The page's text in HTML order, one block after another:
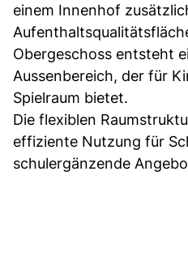
einem Innenhof
Obergeschoss entsteht
Aussenbereich, der für
Spielraum bietet.
Die flexiblen
effiziente Nutzung für
schulergänzende